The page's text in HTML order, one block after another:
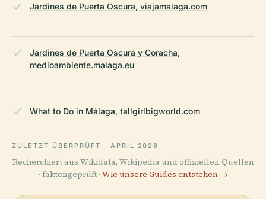
Jardines de Puerta Oscura, viajamalaga.com
Jardines de Puerta Oscura y Coracha,
medioambiente.malaga.eu
What to Do in Málaga, tallgirlbigworld.com
ZULETZT ÜBERPRÜFT: APRIL 2026
Recherchiert aus Wikidata, Wikipedia und offiziellen Quellen
· faktengeprüft · Wie unsere Guides entstehen →